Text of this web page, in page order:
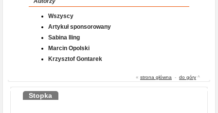
Wszyscy
Artykuł sponsorowany
Sabina Iling
Marcin Opolski
Krzysztof Gontarek
« strona główna - do góry ^
Stopka